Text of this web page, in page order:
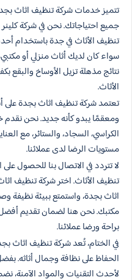
تتميز خدمات شركة تنظيف اثاث بجدة
جميع احتياجاتك. نحن في شركة
تنظيف الأثاث في جدة باستخدام
سواء كان لديك أثاث منزلي أو
نتائج مذهلة تزيل الأوساخ والبقع
الأثاث.
تعتمد شركة تنظيف اثاث بجدة على
ومعقمًا يبدو كأنه جديد. نحن
الكراسي، السجاد، والستائر، مع
مستويات الرضا لدى عملائنا.
لا تتردد في الاتصال بنا للحصول
تنظيف الأثاث. اختر شركة تنظيف
اثاث بجدة، واستمتع ببيئة
مكتبك. نحن هنا لضمان تقديم
براحة ورضا عملائنا.
في الختام، تُعد شركة تنظيف اثاث
الحفاظ على نظافة وجمال أثاثه.
لأحدث التقنيات والمواد الآمنة،